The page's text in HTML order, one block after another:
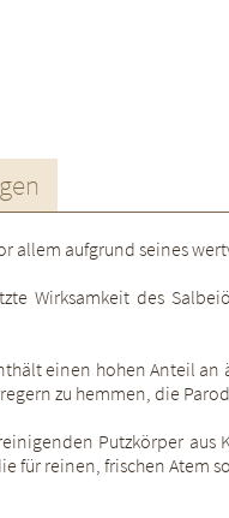
allem aufgrund seines
Wirksamkeit des
einen hohen Anteil
zu hemmen, die
Putzkörper
für reinen, frischen Atem